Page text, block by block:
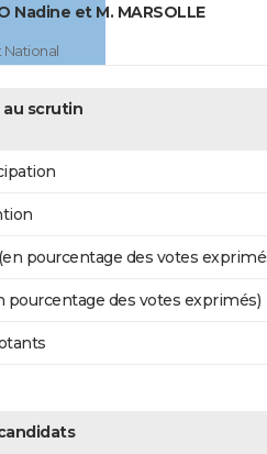
Nadine et M. MARSOLLE
scrutin
pourcentage des votes
pourcentage des votes exprimés)